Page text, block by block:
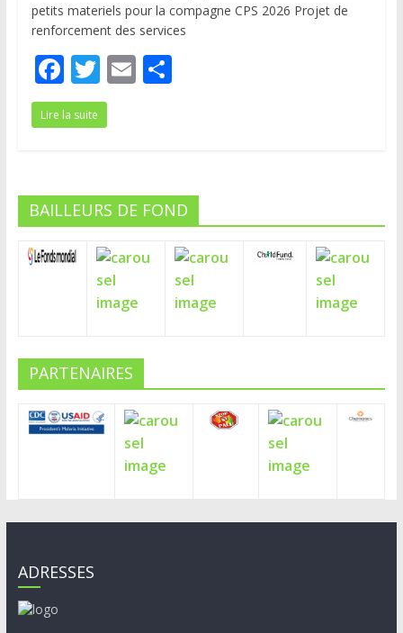
petits materiels pour la compagne CPS 2026 Projet de
renforcement des services
F
ac
e
o
k
T
w
itt
E P
Lire la suite
BAILLEURS DE FOND
PARTENAIRES
ADRESSES